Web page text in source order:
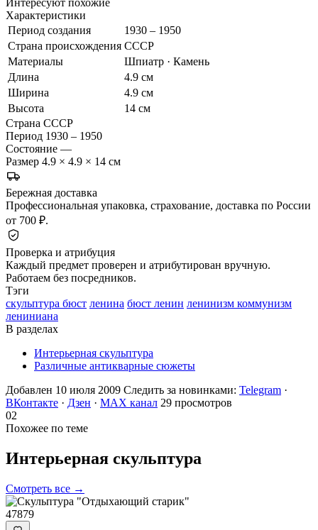
Характеристики
Период создания
1930 – 1950
Страна происхождения СССР
Материалы
Шпиатр · Камень
Длина
4.9 см
Ширина
4.9 см
Высота
14 см
Страна СССР
Период 1930 – 1950
Состояние —
Размер 4.9 × 4.9 × 14 см
Бережная доставка
Профессиональная упаковка, страхование, доставка по России
от 700 ₽.
Проверка и атрибуция
Каждый предмет проверен и атрибутирован вручную.
Работаем без посредников.
Тэги
скульптура бюст ленина бюст ленин ленинизм коммунизм
лениниана
В разделах
Интерьерная скульптура
Различные антикварные сюжеты
Добавлен 10 июля 2009 Следить за новинками: Telegram ·
ВКонтакте · Дзен · MAX канал 29 просмотров
02
Похожее по теме
Интерьерная скульптура
Смотреть все →
47879